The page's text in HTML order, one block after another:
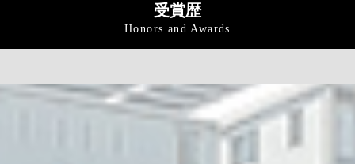
受賞歴
Honors and Awards